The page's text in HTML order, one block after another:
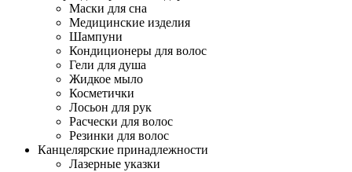
Маски для сна
Медицинские изделия
Шампуни
Кондиционеры для волос
Гели для душа
Жидкое мыло
Косметички
Лосьон для рук
Расчески для волос
Резинки для волос
Канцелярские принадлежности
Лазерные указки